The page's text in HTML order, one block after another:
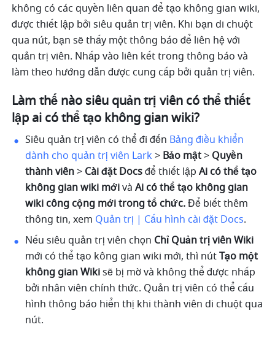
không có các quyền liên quan để tạo không gian wiki,
được thiết lập bởi siêu quản trị viên. Khi bạn di chuột
qua nút, bạn sẽ thấy một thông báo để liên hệ với
quản trị viên. Nhấp vào liên kết trong thông báo và
làm theo hướng dẫn được cung cấp bởi quản trị viên.
Làm thế nào siêu quản trị viên có thể thiết
lập ai có thể tạo không gian wiki?
Siêu quản trị viên có thể đi đến Bảng điều khiển
dành cho quản trị viên Lark > Bảo mật > Quyền
thành viên > Cài đặt Docs để thiết lập Ai có thể tạo
không gian wiki mới và Ai có thể tạo không gian
wiki công cộng mới trong tổ chức. Để biết thêm
thông tin, xem Quản trị | Cấu hình cài đặt Docs.
Nếu siêu quản trị viên chọn Chỉ Quản trị viên Wiki
mới có thể tạo kông gian wiki mới, thì nút Tạo một
không gian Wiki sẽ bị mờ và không thể được nhấp
bởi nhân viên chính thức. Quản trị viên có thể cấu
hình thông báo hiển thị khi thành viên di chuột qua
nút.